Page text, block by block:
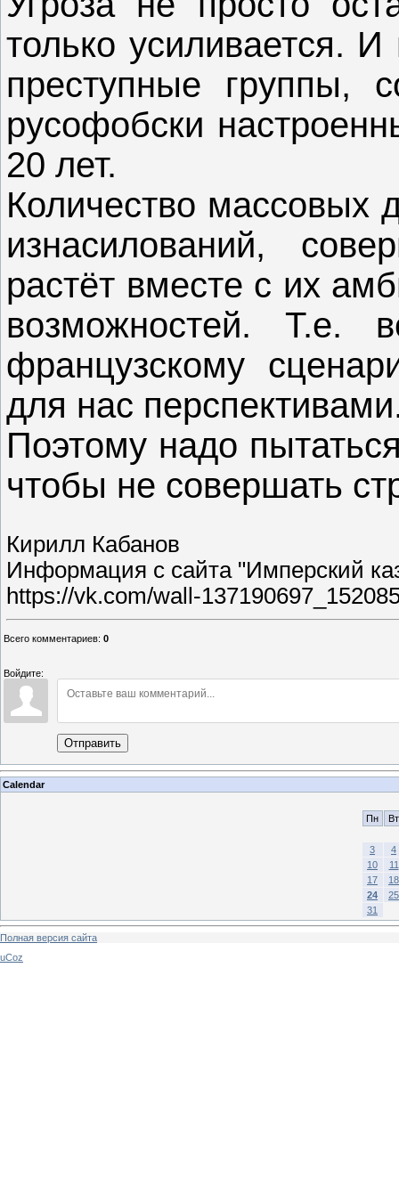
только усиливается.
преступные группы,
русофобски
20 лет.
Количество массовых
изнасилований,
растёт вместе с их
возможностей. Т.е.
французскому
для нас
Поэтому надо
чтобы не совершать
Кирилл Кабанов
Информация с сайта "Имперский
https://vk.com/wall-
Всего комментариев: 0
Войдите:
Отправить
Calendar
Пн Вт
3
4
10
11
17
18
24
25
31
Полная версия сайта
uCoz